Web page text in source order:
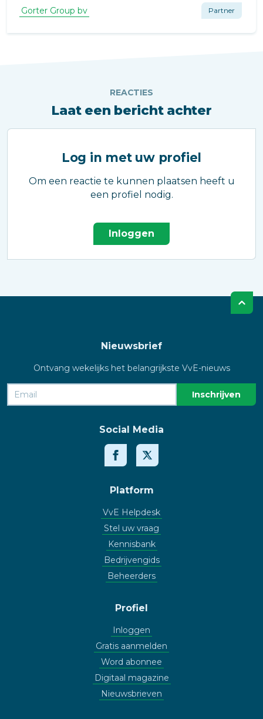
distributiecentrum is ontworpen door
Heembouw Architecten en zal gerealiseerd
worden op het nabij de A9 gelegen
Gorter Group bv Partner
REACTIES
Laat een bericht achter
Log in met uw profiel
Om een reactie te kunnen plaatsen heeft u
een profiel nodig.
Inloggen
Nieuwsbrief
Ontvang wekelijks het belangrijkste VvE-nieuws
Social Media
Platform
VvE Helpdesk
Stel uw vraag
Kennisbank
Bedrijvengids
Beheerders
Profiel
Inloggen
Gratis aanmelden
Word abonnee
Digitaal magazine
Nieuwsbrieven